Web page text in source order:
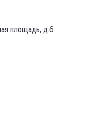
площадь, д.6